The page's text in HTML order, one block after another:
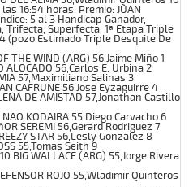
las 16:54 horas. Premio: JUAN
5 al 3 Handicap Ganador,
Trifecta, Superfecta, 1ª Etapa Triple
(pozo Estimado Triple Desquite De
THE WIND (ARG) 56,Jaime Miño 1
56,Carlos E. Urbina 2
57,Maximiliano Salinas 3
CAFRUNE 56,Jose Eyzaguirre 4
DE AMISTAD 57,Jonathan Castillo
KODAIRA 55,Diego Carvacho 6
SEREMI 56,Gerard Rodriguez 7
STAR 56,Lesly Gonzalez 8
55,Tomas Seith 9
WALLACE (ARG) 55,Jorge Rivera
ROJO 55,Wladimir Quinteros